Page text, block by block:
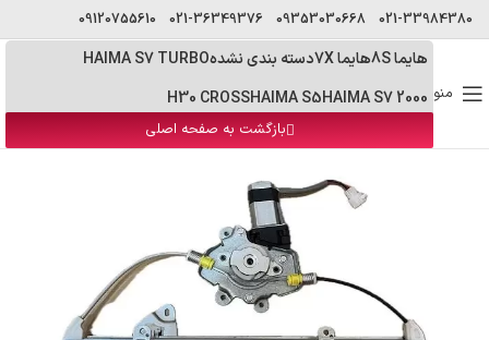
021-33984380
09353030668
021-36349376
09120755610
منو
هایما 8S هایما 7X دسته بندی نشدهHAIMA S7 TURBO
HAIMA S7 2000
HAIMA S5
H30 CROSS
بازگشت به صفحه اصلی